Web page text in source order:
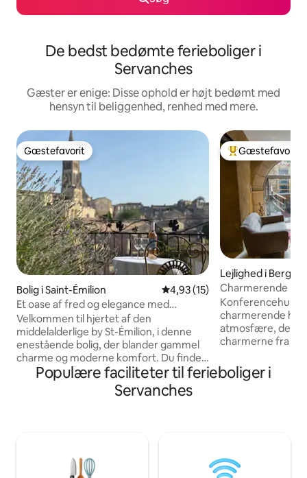
De bedst bedømte ferieboliger i
Servanches
Gæster er enige: Disse ophold er højt bedømt med
hensyn til beliggenhed, renhed med mere.
Gæstefavorit
Gæstefavorit
Bolig i Saint-Émilion 4,93 ud af 5 i gennemsnitlig
4,93 (15)
Et oase af fred og elegance med
aircondition i St-Émilion
Velkommen til hjertet af den
middelalderlige by St-Émilion, i denne
enestående bolig, der blander gammel
charme og moderne komfort. Du finder
et smukt opholdsrum, et fuldt udstyret
køkken, tre soveværelser, herunder en
master suite med aircondition. Udenfor
ferie i hjertet af Bordeaux' vinmarker.
Bedste
Gæstefavorit
Lejlighed i
Charmerende
Bergerac
Konferencehuset
charmerende hus
atmosfære, der
charmerne fra
du nyde denne
kan rumme op til
Populære faciliteter til ferieboliger i
Servanches